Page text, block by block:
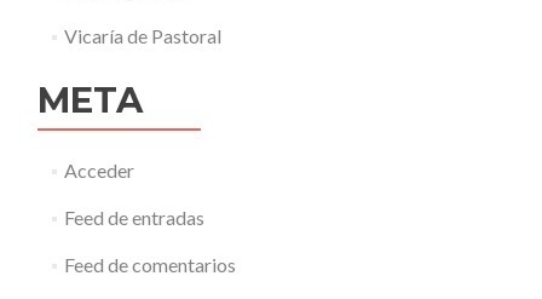
Vicaría de Pastoral
META
Acceder
Feed de entradas
Feed de comentarios